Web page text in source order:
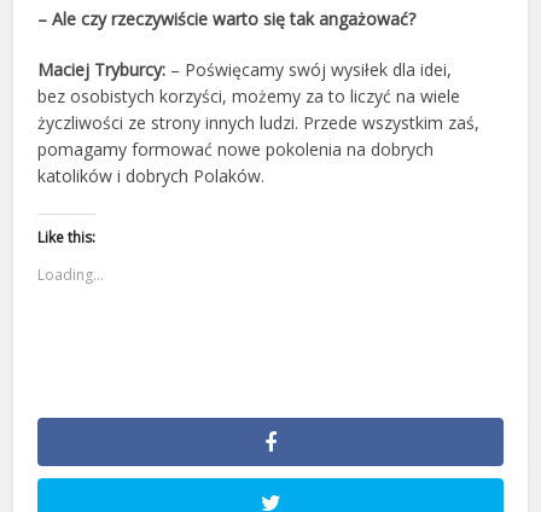
– Ale czy rzeczywiście warto się tak angażować?
Maciej Tryburcy: – Poświęcamy swój wysiłek dla idei,
bez osobistych korzyści, możemy za to liczyć na wiele
życzliwości ze strony innych ludzi. Przede wszystkim zaś,
pomagamy formować nowe pokolenia na dobrych
katolików i dobrych Polaków.
Like this:
Loading...